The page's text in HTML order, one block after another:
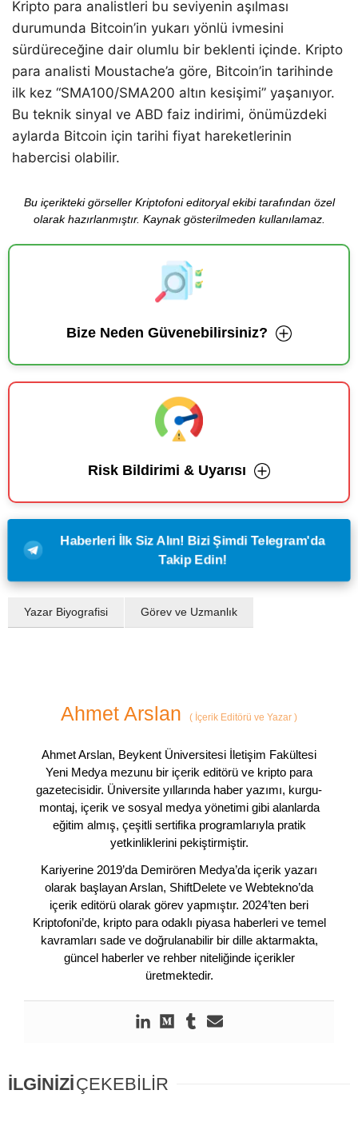
Kripto para analistleri bu seviyenin aşılması
durumunda Bitcoin’in yukarı yönlü ivmesini
sürdüreceğine dair olumlu bir beklenti içinde. Kripto
para analisti Moustache’a göre, Bitcoin’in tarihinde
ilk kez “SMA100/SMA200 altın kesişimi” yaşanıyor.
Bu teknik sinyal ve ABD faiz indirimi, önümüzdeki
aylarda Bitcoin için tarihi fiyat hareketlerinin
habercisi olabilir.
Bu içerikteki görseller Kriptofoni editoryal ekibi tarafından özel
olarak hazırlanmıştır. Kaynak gösterilmeden kullanılamaz.
Bize Neden Güvenebilirsiniz?
Risk Bildirimi & Uyarısı
Haberleri İlk Siz Alın! Bizi Şimdi Telegram'da
Takip Edin!
Yazar Biyografisi Görev ve Uzmanlık
Ahmet Arslan ( İçerik Editörü ve Yazar )
Ahmet Arslan, Beykent Üniversitesi İletişim Fakültesi
Yeni Medya mezunu bir içerik editörü ve kripto para
gazetecisidir. Üniversite yıllarında haber yazımı, kurgu-
montaj, içerik ve sosyal medya yönetimi gibi alanlarda
eğitim almış, çeşitli sertifika programlarıyla pratik
yetkinliklerini pekiştirmiştir.
Kariyerine 2019’da Demirören Medya’da içerik yazarı
olarak başlayan Arslan, ShiftDelete ve Webtekno’da
içerik editörü olarak görev yapmıştır. 2024’ten beri
Kriptofoni’de, kripto para odaklı piyasa haberleri ve temel
kavramları sade ve doğrulanabilir bir dille aktarmakta,
güncel haberler ve rehber niteliğinde içerikler
üretmektedir.
İLGİNİZİÇEKEBİLİR